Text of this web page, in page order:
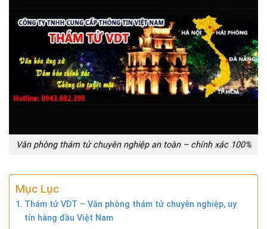
Văn phòng thám tử chuyên nghiệp an toàn – chính xác 100%
Mục Lục
Thám tử VDT – Văn phòng thám tử chuyên nghiệp, uy
tín hàng đầu Việt Nam